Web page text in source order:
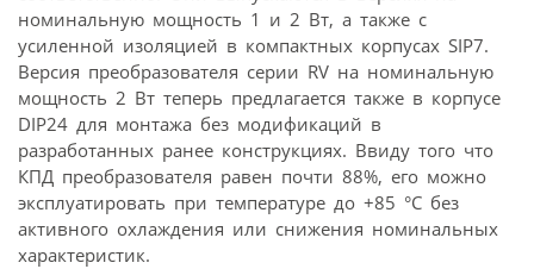
номинальную мощность 1 и 2 Вт, а также с
усиленной изоляцией в компактных корпусах SIP7.
Версия преобразователя серии RV на номинальную
мощность 2 Вт теперь предлагается также в корпусе
DIP24 для монтажа без модификаций в
разработанных ранее конструкциях. Ввиду того что
КПД преобразователя равен почти 88%, его можно
эксплуатировать при температуре до +85 °C без
активного охлаждения или снижения номинальных
характеристик.